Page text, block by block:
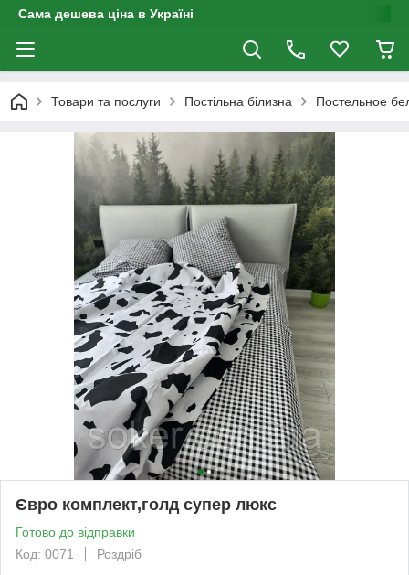
Сама дешева ціна в Україні
Товари та послуги Постільна білизна Постельное
Євро комплект,голд супер люкс
Готово до відправки
Код: 0071
Роздріб